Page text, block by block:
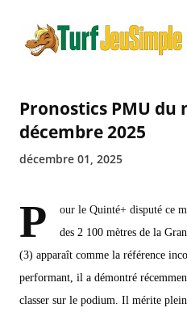
Pronostics PMU du
décembre 2025
décembre 01, 2025
P
our le Quinté+ disputé ce
des 2 100 mètres de la
(3) apparaît comme la référence
performant, il a démontré
classer sur le podium. Il mérite